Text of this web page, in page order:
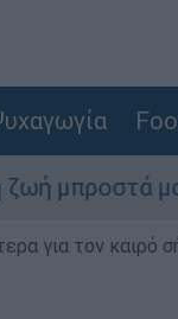
μου»
για τον καιρό